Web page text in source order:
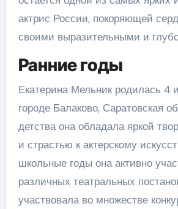
актрис России, покоряющей
своими выразительными и
Ранние годы
Екатерина Мельник родилась 4
городе Балаково, Саратовская
детства она обладала яркой
и страстью к актерскому
школьные годы она активно
различных театральных
участвовала во множестве